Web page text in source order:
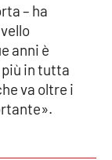
– ha
anni è
in tutta
va oltre i